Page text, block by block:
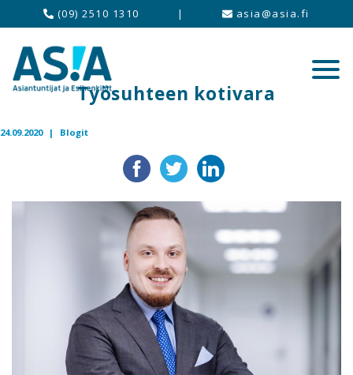
(09) 2510 1310 | asia@asia.fi
Työsuhteen kotivara
24.09.2020 | Blogit